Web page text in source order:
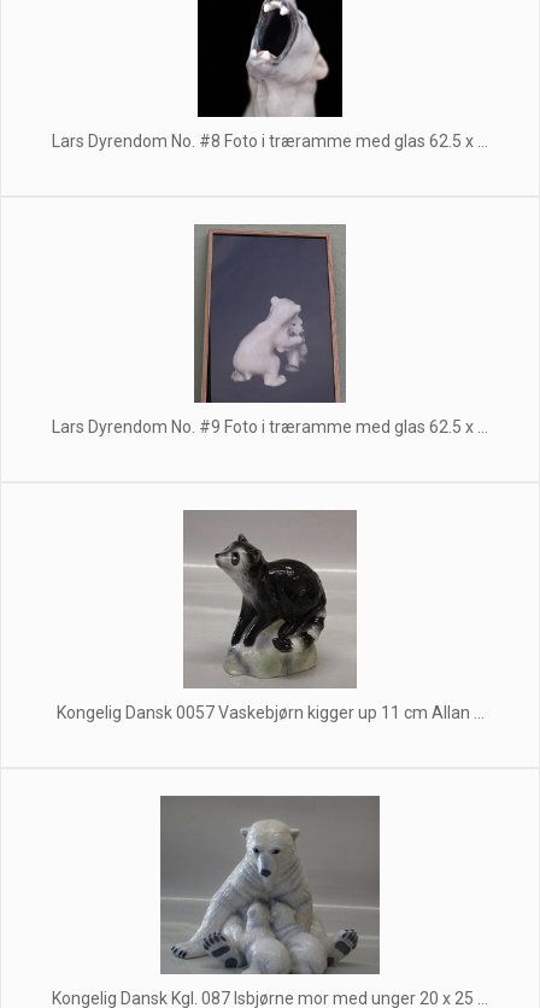
Lars Dyrendom No. #8 Foto i træramme med glas 62.5 x ...
Lars Dyrendom No. #9 Foto i træramme med glas 62.5 x ...
Kongelig Dansk 0057 Vaskebjørn kigger up 11 cm Allan ...
Kongelig Dansk Kgl. 087 Isbjørne mor med unger 20 x 25 ...